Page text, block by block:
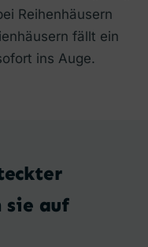
Reihenhäusern
fällt ein
ins Auge.
sie auf